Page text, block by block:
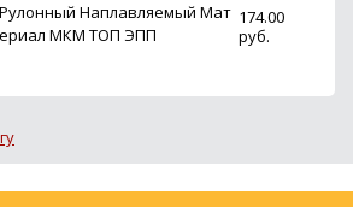
Рулонный Наплавляемый Мат
ериал МКМ ТОП ЭПП
174.00
руб.